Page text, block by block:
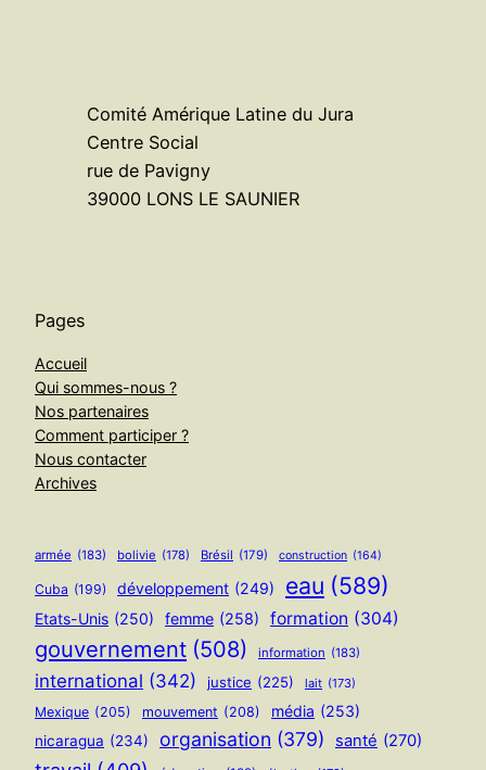
Comité Amérique Latine du Jura
Centre Social
rue de Pavigny
39000 LONS LE SAUNIER
Pages
Accueil
Qui sommes-nous ?
Nos partenaires
Comment participer ?
Nous contacter
Archives
armée (183) bolivie (178) Brésil (179) construction (164)
Cuba (199) développement (249) eau (589)
Etats-Unis (250) femme (258) formation (304)
gouvernement (508) information (183)
international (342) justice (225) lait (173)
Mexique (205) mouvement (208) média (253)
nicaragua (234) organisation (379) santé (270)